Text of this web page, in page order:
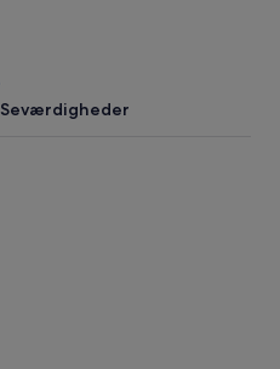
Seværdigheder